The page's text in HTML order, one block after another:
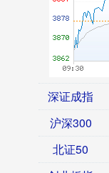
深证成指
沪深300
北证50